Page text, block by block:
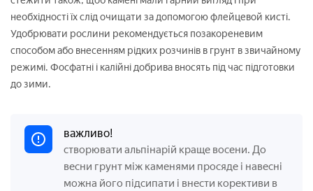
необхідності їх слід очищати за допомогою флейцевой кисті.
Удобрювати рослини рекомендується позакореневим
способом або внесенням рідких розчинів в грунт в звичайному
режимі. Фосфатні і калійні добрива вносять під час підготовки
до зими.
важливо!
створювати альпінарій краще восени. До
весни грунт між каменями просяде і навесні
можна його підсипати і внести корективи в